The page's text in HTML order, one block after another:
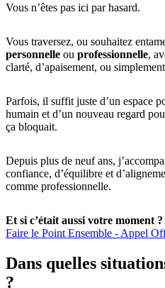
Vous n’êtes pas ici par hasard.
Vous traversez, ou souhaitez
personnelle ou professionnelle,
clarté, d’apaisement, ou
Parfois, il suffit juste d’un espace
humain et d’un nouveau regard
ça bloquait.
Depuis plus de neuf ans,
confiance, d’équilibre et
comme professionnelle.
Et si c’était aussi votre moment ?
Faire le Point Ensemble - Appel
Dans quelles
?